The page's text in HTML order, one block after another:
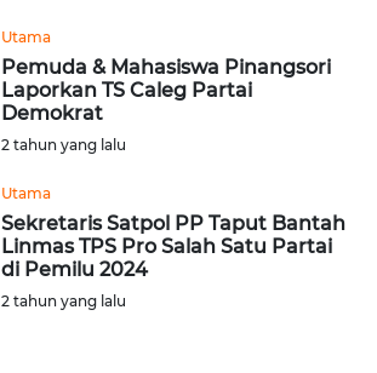
Utama
Pemuda & Mahasiswa Pinangsori
Laporkan TS Caleg Partai
Demokrat
2 tahun yang lalu
Utama
Sekretaris Satpol PP Taput Bantah
Linmas TPS Pro Salah Satu Partai
di Pemilu 2024
2 tahun yang lalu